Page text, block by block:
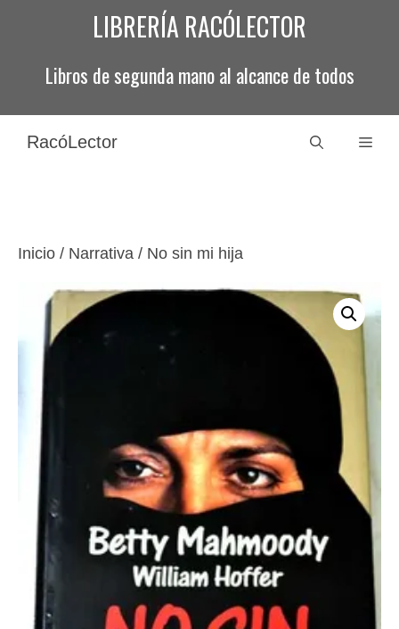
LIBRERÍA RACÓLECTOR
Libros de segunda mano al alcance de todos
RacóLector
Inicio / Narrativa / No sin mi hija